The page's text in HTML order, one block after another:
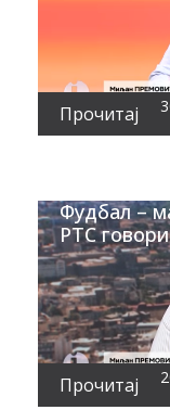
Прочитај
Фудбал –
РТС
Прочитај